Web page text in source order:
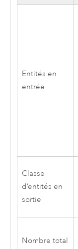
Entités en
entrée
Classe
d’entités en
sortie
Nombre total